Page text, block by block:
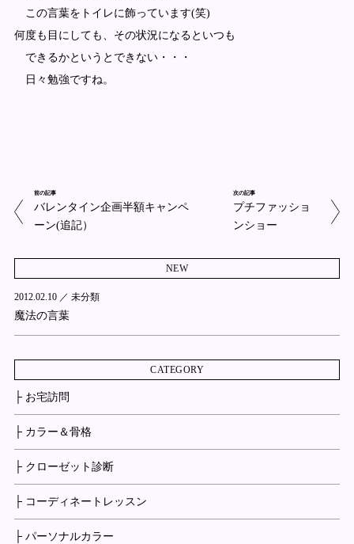
この言葉をトイレに飾っています(笑)
何度も目にしても、その状況になるといつも
できるかというとできない・・・
日々勉強ですね。
前の記事
バレンタイン企画半額キャンペ
ーン(追記）
次の記事
プチファッショ
ンショー
NEW
2012.02.10 ／ 未分類
魔法の言葉
CATEGORY
├ お宅訪問
├ カラー＆骨格
├ クローゼット診断
├ コーディネートレッスン
├ パーソナルカラー